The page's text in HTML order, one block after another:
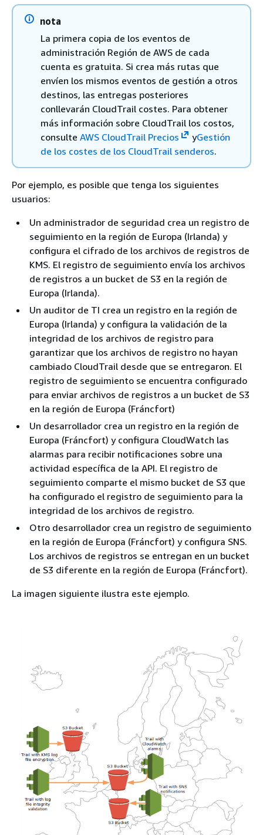
nota
La primera copia de los eventos de
administración Región de AWS de cada
cuenta es gratuita. Si crea más rutas que
envíen los mismos eventos de gestión a otros
destinos, las entregas posteriores
conllevarán CloudTrail costes. Para obtener
más información sobre CloudTrail los costos,
consulte AWS CloudTrail Precios yGestión
de los costes de los CloudTrail senderos.
Por ejemplo, es posible que tenga los siguientes
usuarios:
Un administrador de seguridad crea un registro de
seguimiento en la región de Europa (Irlanda) y
configura el cifrado de los archivos de registros de
KMS. El registro de seguimiento envía los archivos
de registros a un bucket de S3 en la región de
Europa (Irlanda).
Un auditor de TI crea un registro en la región de
Europa (Irlanda) y configura la validación de la
integridad de los archivos de registro para
garantizar que los archivos de registro no hayan
cambiado CloudTrail desde que se entregaron. El
registro de seguimiento se encuentra configurado
para enviar archivos de registros a un bucket de S3
en la región de Europa (Fráncfort)
Un desarrollador crea un registro en la región de
Europa (Fráncfort) y configura CloudWatch las
alarmas para recibir notificaciones sobre una
actividad específica de la API. El registro de
seguimiento comparte el mismo bucket de S3 que
ha configurado el registro de seguimiento para la
integridad de los archivos de registro.
Otro desarrollador crea un registro de seguimiento
en la región de Europa (Fráncfort) y configura SNS.
Los archivos de registros se entregan en un bucket
de S3 diferente en la región de Europa (Fráncfort)​.
La imagen siguiente ilustra este ejemplo.